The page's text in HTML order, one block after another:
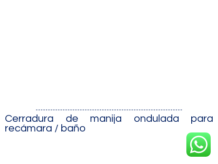
Cerradura de manija ondulada para
recámara / baño